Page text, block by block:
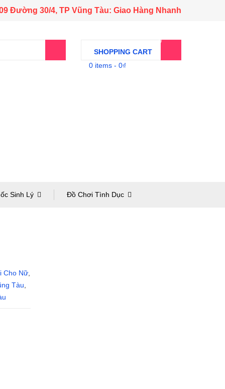
Đường 30/4, TP Vũng Tàu: Giao Hàng Nhanh
SHOPPING CART
0 items - 0₫
0
Sinh Lý Đồ Chơi Tình Dục
Cho Nữ
Tàu